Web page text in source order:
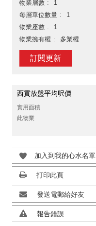
物業層數
1
每層單位數量
1
物業座數
1
物業擁有權
多業權
訂閱更新
西貢放盤平均呎價
實用面積
此物業
加入到我的心水名單
打印此頁
發送電郵給好友
報告錯誤